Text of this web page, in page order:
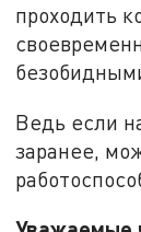
проходить
Ведь если
заранее,